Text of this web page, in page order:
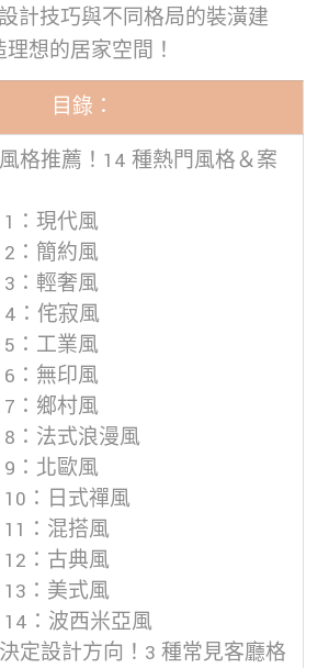
計技巧與不同格局的裝潢建
想的居家空間！
目錄：
格推薦！14 種熱門風格＆案
：現代風
：簡約風
：輕奢風
：侘寂風
：工業風
：無印風
：鄉村風
：法式浪漫風
：北歐風
：日式禪風
：混搭風
：古典風
：美式風
：波西米亞風
定設計方向！3 種常見客廳格